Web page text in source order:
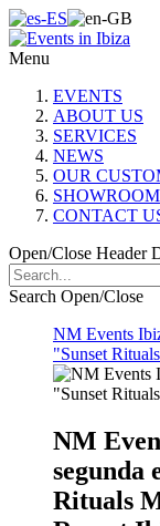
Menu
EVENTS
ABOUT US
SERVICES
NEWS
OUR
SHOWROOM
CONTACT
Open/Close Header
Search Open/Close
NM Events
"Sunset
NM
segunda
Rituals